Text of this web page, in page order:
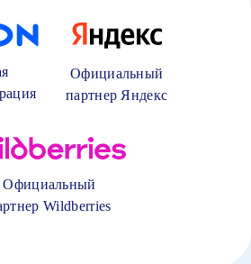
Официальный
партнер Яндекс
Официальный
Wildberries